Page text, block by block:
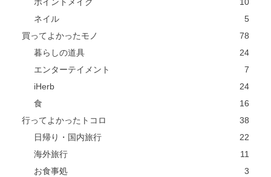
ネイル
5
買ってよかったモノ
78
暮らしの道具
24
エンターテイメント
7
iHerb
24
食
16
行ってよかったトコロ
38
日帰り・国内旅行
22
海外旅行
11
お食事処
3